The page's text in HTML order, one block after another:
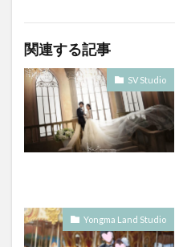
関連する記事
SV Studio
Yongma Land Studio